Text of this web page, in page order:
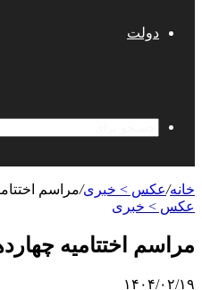
دولت
خانه/عکس > خبری/مراسم
عکس > خبری
مراسم اختتامیه
۱۴۰۴/۰۲/۱۹